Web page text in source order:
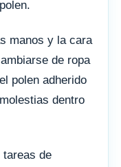
manos y la cara
de ropa
polen adherido
dentro
tareas de